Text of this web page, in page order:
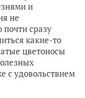
и
не
сразу
какие-то
цветоносы
с удовольствием